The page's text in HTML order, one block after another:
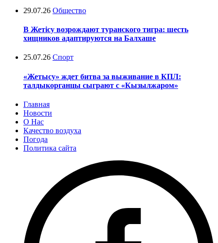
29.07.26 Общество
В Жетісу возрождают туранского тигра: шесть
хищников адаптируются на Балхаше
25.07.26 Спорт
«Жетысу» ждет битва за выживание в КПЛ:
талдыкорганцы сыграют с «Кызылжаром»
Главная
Новости
О Нас
Качество воздуха
Погода
Политика сайта